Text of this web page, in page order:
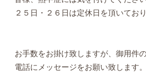
２５日・２６日は定休日を頂いており
お手数をお掛け致しますが、御用件
電話にメッセージをお願い致します。